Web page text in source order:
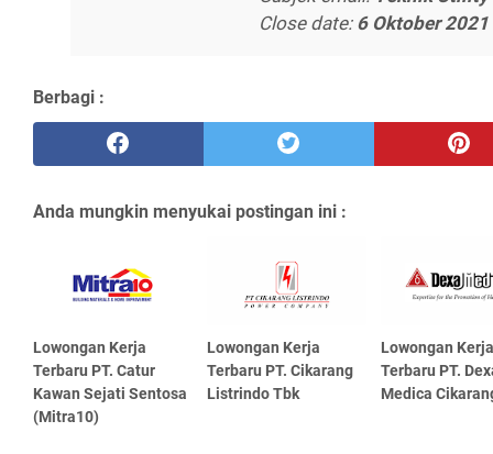
Close date: 6 Oktоbеr 2021
Berbagi :
Anda mungkin menyukai postingan ini :
Lowongan Kerja
Terbaru PT. Catur
Kawan Sejati Sentosa
(Mitra10)
Lowongan Kerja
Terbaru PT. Cikarang
Listrindo Tbk
Lowongan Kerja
Terbaru PT.
Medica